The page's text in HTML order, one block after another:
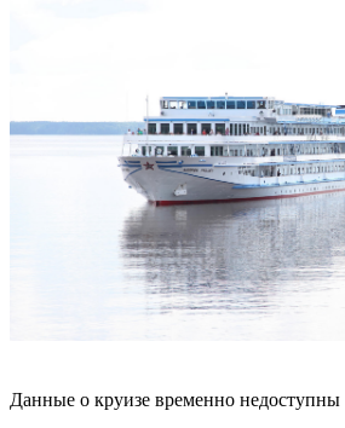
Данные о круизе временно недоступны